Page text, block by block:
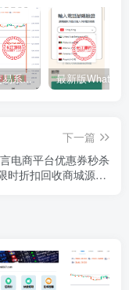
多语言海外微交易系统源码/虚拟币黄金期货外汇微盘
下一篇
电商平台优惠券秒杀
时折扣回收商城源码/